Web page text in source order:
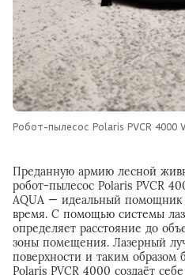
Робот-пылесос Polaris PVCR 4000
Преданную армию лесной
робот-пылесос Polaris PVCR
AQUA — идеальный помощник
время. С помощью системы
определяет расстояние до
зоны помещения. Лазерный
поверхности и таким образом
Polaris PVCR 4000 создаёт